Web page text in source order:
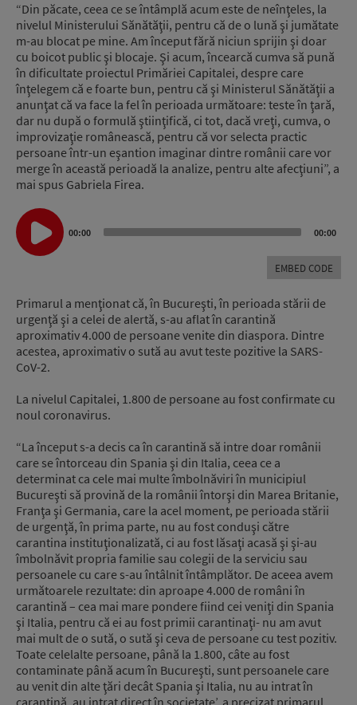
“Din păcate, ceea ce se întâmplă acum este de neînţeles, la
nivelul Ministerului Sănătăţii, pentru că de o lună şi jumătate
m-au blocat pe mine. Am început fără niciun sprijin şi doar
cu boicot public şi blocaje. Şi acum, încearcă cumva să pună
în dificultate proiectul Primăriei Capitalei, despre care
înţelegem că e foarte bun, pentru că şi Ministerul Sănătăţii a
anunţat că va face la fel în perioada următoare: teste în ţară,
dar nu după o formulă ştiinţifică, ci tot, dacă vreţi, cumva, o
improvizaţie românească, pentru că vor selecta practic
persoane într-un eşantion imaginar dintre românii care vor
merge în această perioadă la analize, pentru alte afecţiuni”, a
mai spus Gabriela Firea.
Audio
Player
00:00 00:00
EMBED CODE
Primarul a menţionat că, în Bucureşti, în perioada stării de
urgenţă şi a celei de alertă, s-au aflat în carantină
aproximativ 4.000 de persoane venite din diaspora. Dintre
acestea, aproximativ o sută au avut teste pozitive la SARS-
CoV-2.
La nivelul Capitalei, 1.800 de persoane au fost confirmate cu
noul coronavirus.
“La început s-a decis ca în carantină să intre doar românii
care se întorceau din Spania şi din Italia, ceea ce a
determinat ca cele mai multe îmbolnăviri în municipiul
Bucureşti să provină de la românii întorşi din Marea Britanie,
Franţa şi Germania, care la acel moment, pe perioada stării
de urgenţă, în prima parte, nu au fost conduşi către
carantina instituţionalizată, ci au fost lăsaţi acasă şi şi-au
îmbolnăvit propria familie sau colegii de la serviciu sau
persoanele cu care s-au întâlnit întâmplător. De aceea avem
următoarele rezultate: din aproape 4.000 de români în
carantină – cea mai mare pondere fiind cei veniţi din Spania
şi Italia, pentru că ei au fost primii carantinaţi- nu am avut
mai mult de o sută, o sută şi ceva de persoane cu test pozitiv.
Toate celelalte persoane, până la 1.800, câte au fost
contaminate până acum în Bucureşti, sunt persoanele care
au venit din alte ţări decât Spania şi Italia, nu au intrat în
carantină, au intrat direct în societate’, a precizat primarul